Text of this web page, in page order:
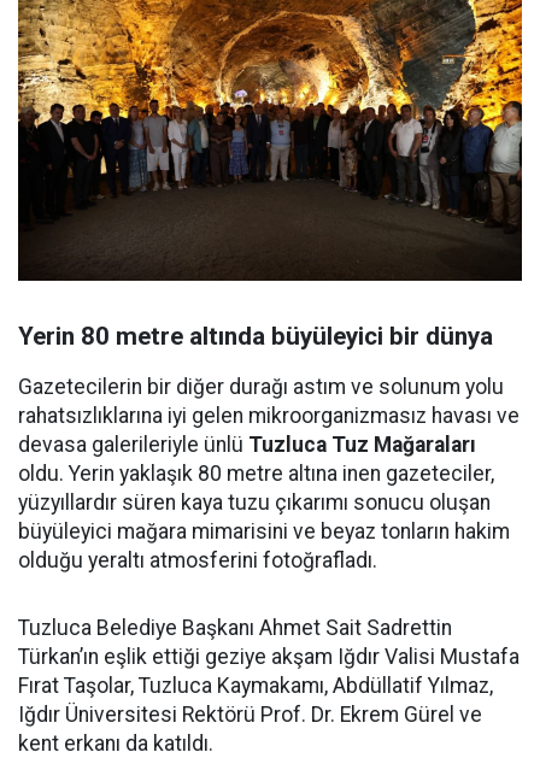
Yerin 80 metre altında büyüleyici bir dünya
Gazetecilerin bir diğer durağı astım ve solunum yolu
rahatsızlıklarına iyi gelen mikroorganizmasız havası ve
devasa galerileriyle ünlü Tuzluca Tuz Mağaraları
oldu. Yerin yaklaşık 80 metre altına inen gazeteciler,
yüzyıllardır süren kaya tuzu çıkarımı sonucu oluşan
büyüleyici mağara mimarisini ve beyaz tonların hakim
olduğu yeraltı atmosferini fotoğrafladı.
Tuzluca Belediye Başkanı Ahmet Sait Sadrettin
Türkan’ın eşlik ettiği geziye akşam Iğdır Valisi Mustafa
Fırat Taşolar, Tuzluca Kaymakamı, Abdüllatif Yılmaz,
Iğdır Üniversitesi Rektörü Prof. Dr. Ekrem Gürel ve
kent erkanı da katıldı.